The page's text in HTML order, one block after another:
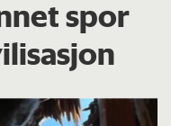
spor